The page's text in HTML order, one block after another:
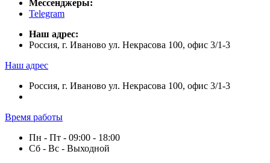
Мессенджеры:
Telegram
Наш адрес:
Россия, г. Иваново ул. Некрасова 100, офис 3/1-3
Наш адрес
Россия, г. Иваново ул. Некрасова 100, офис 3/1-3
Время работы
Пн - Пт - 09:00 - 18:00
Сб - Вс - Выходной